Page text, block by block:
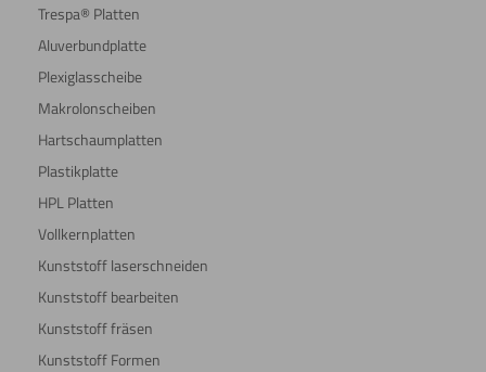
Trespa® Platten
Aluverbundplatte
Plexiglasscheibe
Makrolonscheiben
Hartschaumplatten
Plastikplatte
HPL Platten
Vollkernplatten
Kunststoff laserschneiden
Kunststoff bearbeiten
Kunststoff fräsen
Kunststoff Formen